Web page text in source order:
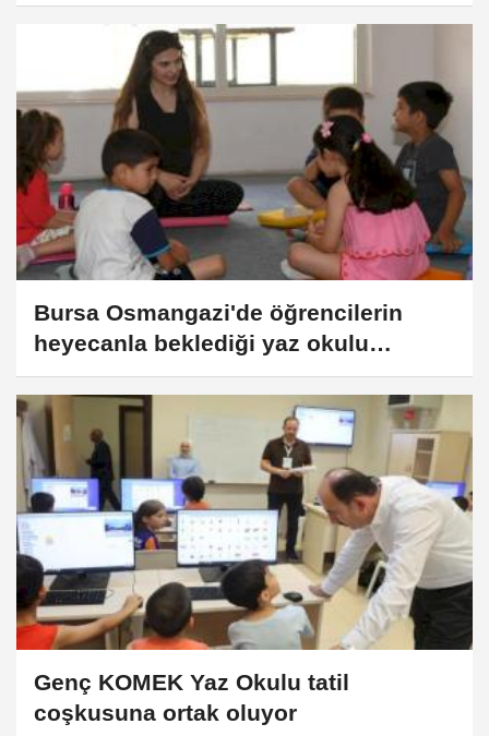
Bursa Osmangazi'de öğrencilerin
heyecanla beklediği yaz okulu
başladı
Genç KOMEK Yaz Okulu tatil
coşkusuna ortak oluyor